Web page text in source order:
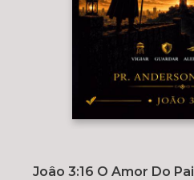
Joâo 3:16 O Amor Do Pai